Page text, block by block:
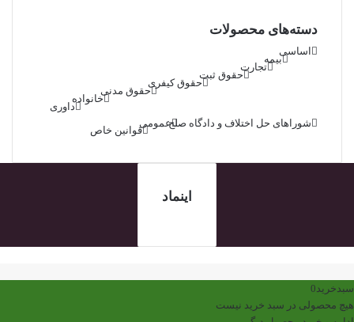
دسته‌های محصولات
اساسی
بیمه
تجارت
حقوق ثبت
حقوق کیفری
حقوق مدنی
خانواده
داوری
شوراهای حل اختلاف و دادگاه صلحعمومی
قوانین خاص
اینماد
به
بالا
سبدخرید0
هیچ محصولی در سبد خرید نیست